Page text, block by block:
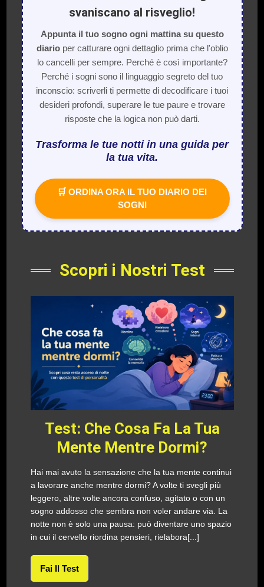
svaniscano al risveglio!
Appunta il tuo sogno ogni mattina su questo
diarioper catturare ogni dettaglio prima che l'oblio
lo cancelli per sempre. Perché è così importante?
Perché i sogni sono il linguaggio segreto del tuo
inconscio: scriverli ti permette di decodificare i tuoi
desideri profondi, superare le tue paure e trovare
risposte che la logica non può darti.
Trasforma le tue notti in una guida per
la tua vita.
🛒 ORDINA ORA IL TUO DIARIO DEI
SOGNI
Scopri i Nostri Test
Test: Che Cosa Fa La Tua
Mente Mentre Dormi?
Hai mai avuto la sensazione che la tua mente continui
a lavorare anche mentre dormi? A volte ti svegli più
leggero, altre volte ancora confuso, agitato o con un
sogno addosso che sembra non voler andare via. La
notte non è solo una pausa: può diventare uno spazio
in cui il cervello riordina pensieri, rielabora[...]
Fai Il Test